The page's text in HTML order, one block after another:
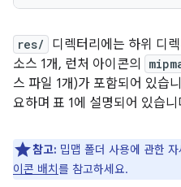
res/
디렉터리에는 하위 디
소스 1개, 런처 아이콘의
스 파일 1개)가 포함되어 있습
요하며 표 1에 설명되어 있습니
참고: 밉맵 폴더 사용에 관한
이콘 배치를 참고하세요.